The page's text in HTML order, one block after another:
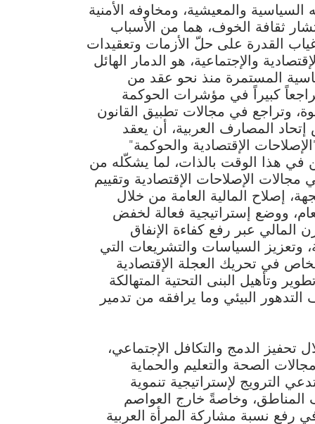
والمعيشية، ومخاوفه الأمنية
ثقافة الخوف، هما من الأسباب
القدرة على حلّ الأزمات وتعقيدات
والإجتماعية، هو الدمار الهائل
المستمرة منذ نحو عقد من
كبيراً في مؤشرات الحوكمة
وتراجع في مجالات تطبيق القانون
المصارف العربية، أن يعقد
الإقتصادية والحوكمة"
في هذا الوقت بالذات، لما يشكّله من
الإصلاحات الإقتصادية وتقييم
إصلاح المالية العامة من خلال
ووضع إستراتيجية فعالة لخفض
المالي عبر رفع كفاءة الإنفاق
وتعزيز السياسات والتشريعات التي
في تحريك العجلة الإقتصادية
وتأهيل البنى التحتية المتهالكة
البيئي وما يرافقه من تدمير
تحفيز الدمج والتكافل الإجتماعي،
الصحة والتعليم والحماية
الترويج لإستراتيجية تنموية
وخاصةً خارج العواصم
رفع نسبة مشاركة المرأة العربية